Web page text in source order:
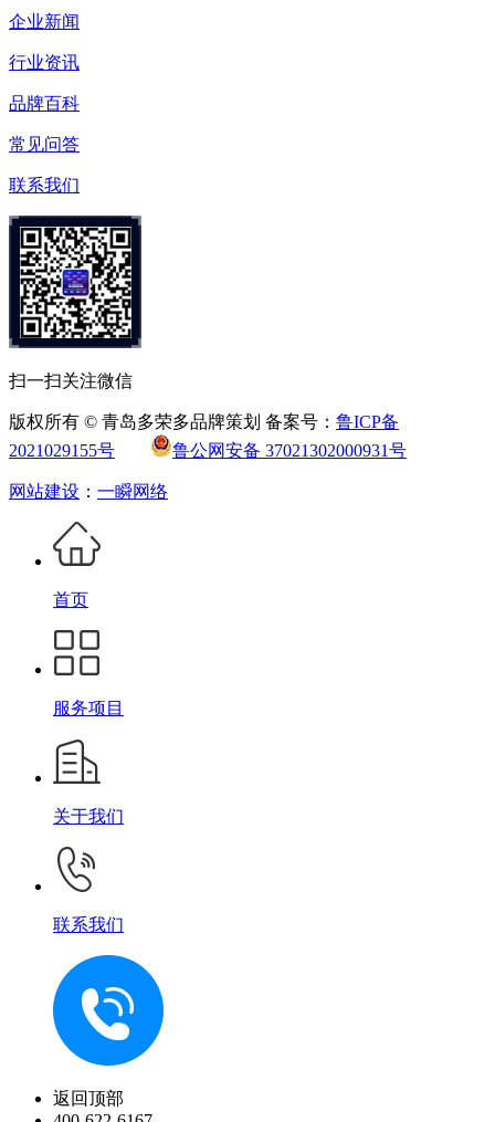
企业新闻
行业资讯
品牌百科
常见问答
联系我们
扫一扫关注微信
版权所有 © 青岛多荣多品牌策划 备案号： 鲁ICP备
2021029155号
鲁公网安备 37021302000931号
网站建设 ： 一瞬网络
首页
服务项目
关于我们
联系我们
返回顶部